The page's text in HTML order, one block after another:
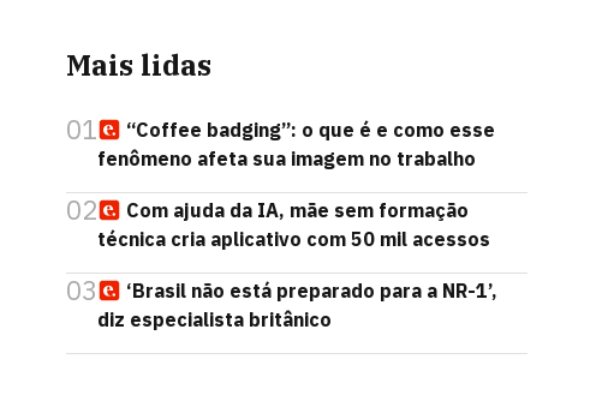
Mais lidas
01
“Coffee badging”: o que é e como esse
fenômeno afeta sua imagem no trabalho
02
Com ajuda da IA, mãe sem formação
técnica cria aplicativo com 50 mil acessos
03
‘Brasil não está preparado para a NR-1’,
diz especialista britânico